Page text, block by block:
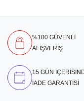
%100 GÜVENLİ
ALIŞVERİŞ
15 GÜN
İADE GARANTİSİ